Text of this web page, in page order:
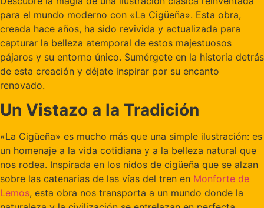
para el mundo moderno con «La Cigüeña». Esta obra,
creada hace años, ha sido revivida y actualizada para
capturar la belleza atemporal de estos majestuosos
pájaros y su entorno único. Sumérgete en la historia detrás
de esta creación y déjate inspirar por su encanto
renovado.
Un Vistazo a la Tradición
«La Cigüeña» es mucho más que una simple ilustración: es
un homenaje a la vida cotidiana y a la belleza natural que
nos rodea. Inspirada en los nidos de cigüeña que se alzan
sobre las catenarias de las vías del tren en Monforte de
Lemos, esta obra nos transporta a un mundo donde la